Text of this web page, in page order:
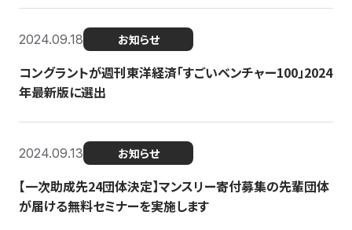
2024.09.18 お知らせ
コングラントが週刊東洋経済「すごいベンチャー100」2024
年最新版に選出
2024.09.13 お知らせ
【一次助成先24団体決定】マンスリー寄付募集の先輩団体
が届ける無料セミナーを実施します